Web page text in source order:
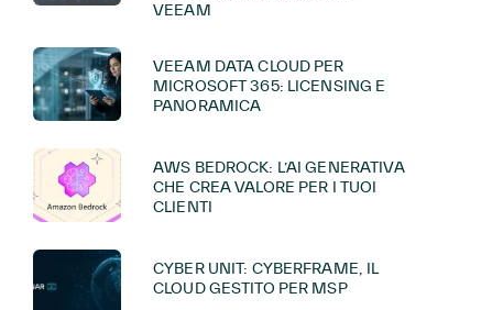
VEEAM
VEEAM DATA CLOUD PER
MICROSOFT 365: LICENSING E
PANORAMICA
AWS BEDROCK: L’AI GENERATIVA
CHE CREA VALORE PER I TUOI
CLIENTI
CYBER UNIT: CYBERFRAME, IL
CLOUD GESTITO PER MSP